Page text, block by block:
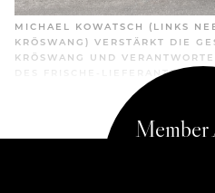
MICHAEL KOWATSCH (LINKS
KRÖSWANG) VERSTÄRKT DIE
KRÖSWANG UND
DES FRISCHE-LIEFERANTEN.